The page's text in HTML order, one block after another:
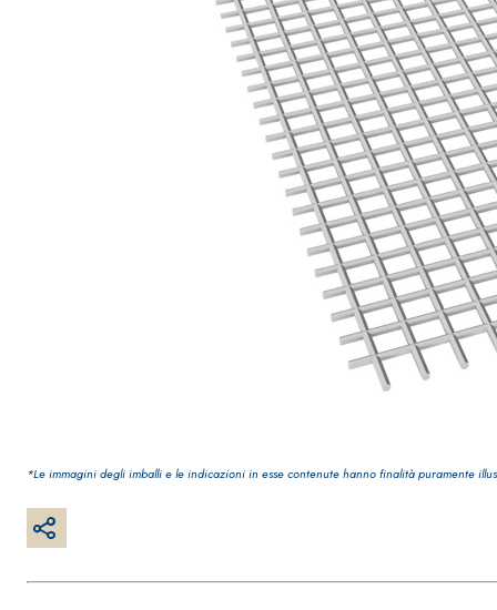
*Le immagini degli imballi e le indicazioni in esse contenute hanno finalità puramente
KB 13 EVOLUTION